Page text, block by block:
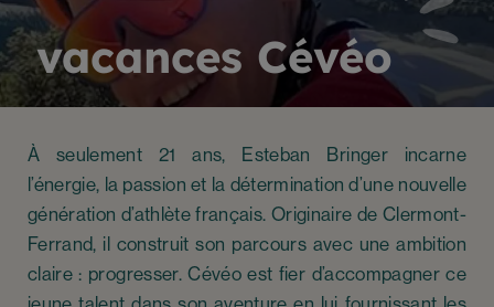
vacances Cévéo
À seulement 21 ans, Esteban Bringer incarne
l’énergie, la passion et la détermination d’une nouvelle
génération d’athlète français. Originaire de Clermont-
Ferrand, il construit son parcours avec une ambition
claire : progresser. Cévéo est fier d’accompagner ce